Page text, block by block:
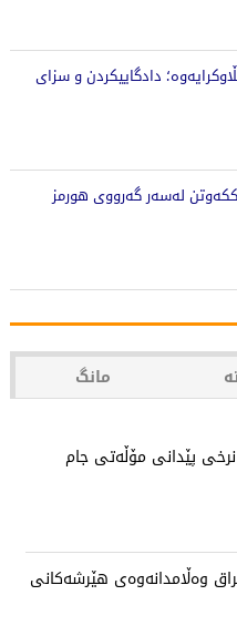
دادگاییکردن و سزای
لەسەر گەرووی هورمز
مانگ
پێدانی مۆڵەتی جام
وەڵامدانەوەی هێرشەکانی